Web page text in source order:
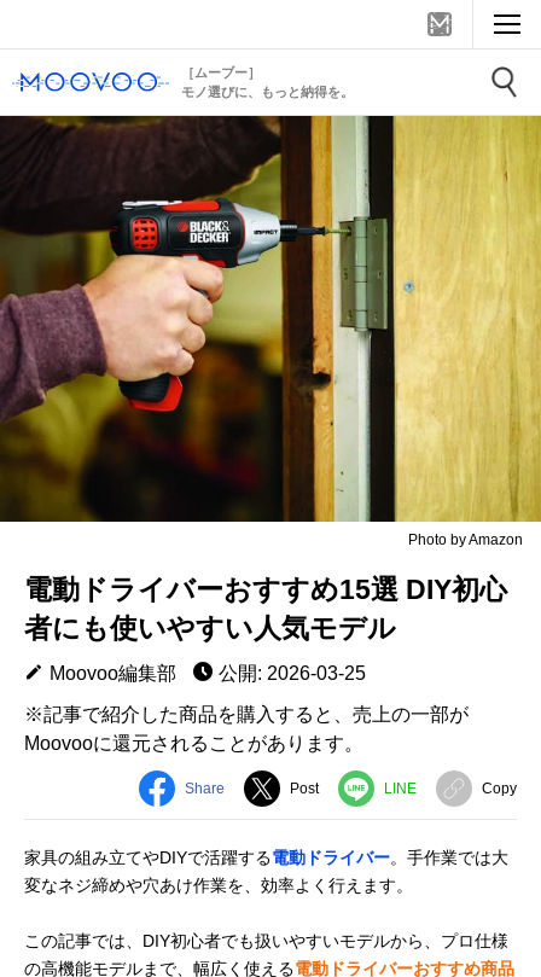
［ムーブー］
モノ選びに、もっと納得を。
Photo by Amazon
電動ドライバーおすすめ15選 DIY初心
者にも使いやすい人気モデル
Moovoo編集部
公開: 2026-03-25
※記事で紹介した商品を購入すると、売上の一部が
Moovooに還元されることがあります。
Share Post LINE Copy
家具の組み立てやDIYで活躍する電動ドライバー。手作業では大
変なネジ締めや穴あけ作業を、効率よく行えます。
この記事では、DIY初心者でも扱いやすいモデルから、プロ仕様
の高機能モデルまで、幅広く使える電動ドライバーおすすめ商品